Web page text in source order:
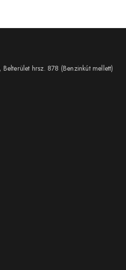
hrsz. 878 (Benzinkút mellett)